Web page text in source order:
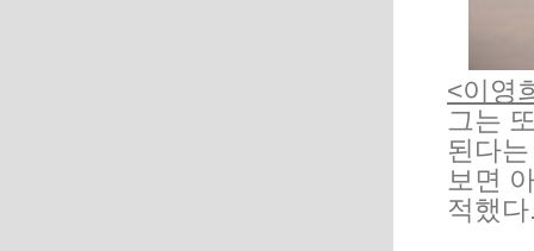
<이영
그는
된다
보면
적했